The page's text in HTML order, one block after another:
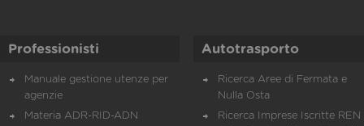
Professionisti
Manuale gestione utenze per
agenzie
Materia ADR-RID-ADN
Autotrasporto
Ricerca Aree di Fermata e
Nulla Osta
Ricerca Imprese Iscritte REN